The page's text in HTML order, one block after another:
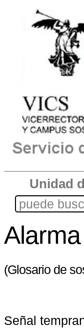
Unidad
(Glosario de
Señal